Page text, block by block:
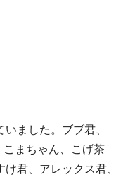
ました。ブブ君、
まちゃん、こげ茶
君、アレックス君、